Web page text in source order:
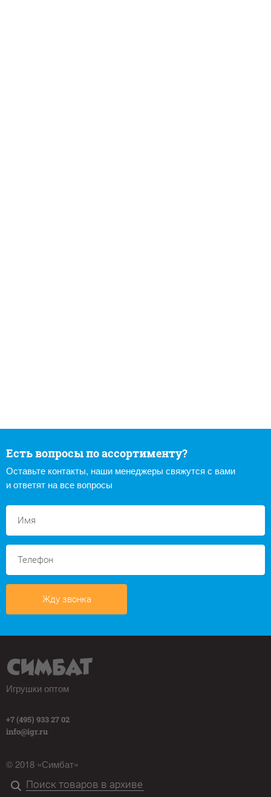
Есть вопросы по ассортименту?
Оставьте контакты, наши менеджеры свяжутся с вами
и ответят на все вопросы
Жду звонка
Игрушки оптом
+7 (495) 933 27 02
info@igr.ru
© 2018 «Симбат»